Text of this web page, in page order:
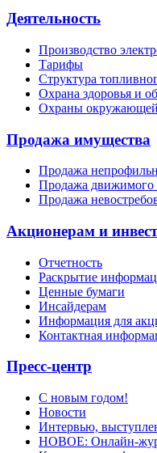
Деятельность
Производство
Тарифы
Структура
Охрана здоровья и
Охраны окружающей
Продажа имущества
Продажа
Продажа движимого
Продажа
Акционерам и
Отчетность
Раскрытие
Ценные бумаги
Инсайдерам
Информация для
Контактная
Пресс-центр
С новым годом!
Новости
Интервью,
НОВОЕ: Онлайн-